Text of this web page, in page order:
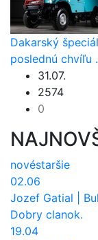
Dakarský
poslednú chvíľu
31.07.
2574
0
novéstaršie
02.06
Jozef Gatial
Dobry clanok.
19.04